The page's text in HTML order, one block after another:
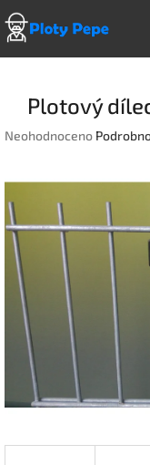
na
obsah
Plotový
Průměrné
0,0
z
hvězdiček.
Neohodnoceno